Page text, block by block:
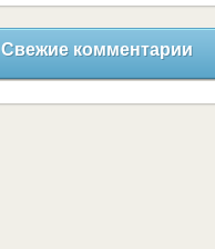
Свежие комментарии